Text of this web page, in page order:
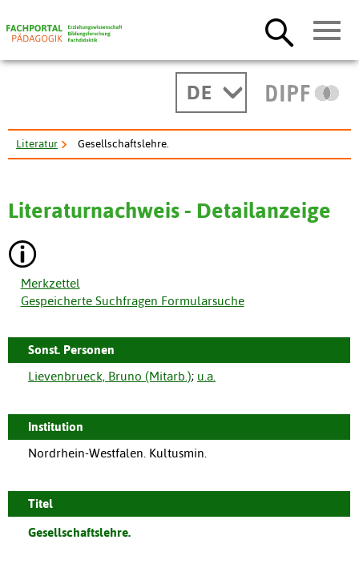
DE
Literatur Gesellschaftslehre.
Literaturnachweis - Detailanzeige
Merkzettel
Gespeicherte Suchfragen Formularsuche
Sonst. Personen
Lievenbrueck, Bruno (Mitarb.); u.a.
Institution
Nordrhein-Westfalen. Kultusmin.
Titel
Gesellschaftslehre.